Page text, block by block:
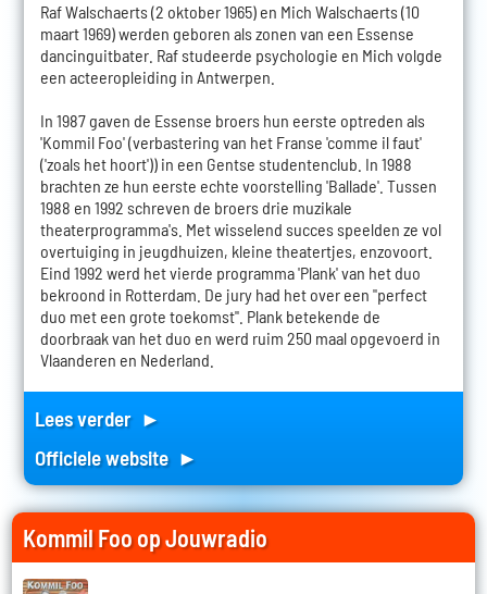
Raf Walschaerts (2 oktober 1965) en Mich Walschaerts (10
maart 1969) werden geboren als zonen van een Essense
dancinguitbater. Raf studeerde psychologie en Mich volgde
een acteeropleiding in Antwerpen.
In 1987 gaven de Essense broers hun eerste optreden als
'Kommil Foo' (verbastering van het Franse 'comme il faut'
('zoals het hoort')) in een Gentse studentenclub. In 1988
brachten ze hun eerste echte voorstelling 'Ballade'. Tussen
1988 en 1992 schreven de broers drie muzikale
theaterprogramma's. Met wisselend succes speelden ze vol
overtuiging in jeugdhuizen, kleine theatertjes, enzovoort.
Eind 1992 werd het vierde programma 'Plank' van het duo
bekroond in Rotterdam. De jury had het over een "perfect
duo met een grote toekomst". Plank betekende de
doorbraak van het duo en werd ruim 250 maal opgevoerd in
Vlaanderen en Nederland.
Lees verder ►
Officiele website ►
Kommil Foo op Jouwradio